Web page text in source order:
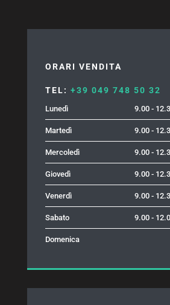
ORARI VENDITA
TEL: +39 049 748 50 32
Lunedì 9.00 -
Martedì 9.00 -
Mercoledì 9.00 -
Giovedì 9.00 -
Venerdì 9.00 -
Sabato 9.00 -
Domenica